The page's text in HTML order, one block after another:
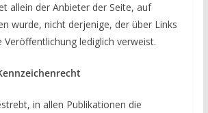
allein der Anbieter der Seite, auf
wurde, nicht derjenige, der über Links
Veröffentlichung lediglich verweist.
in allen Publikationen die